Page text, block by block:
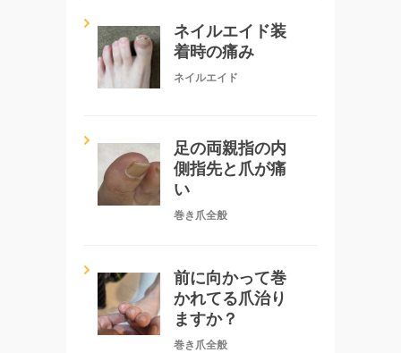
ネイルエイド装
着時の痛み
ネイルエイド
足の両親指の内
側指先と爪が痛
い
巻き爪全般
前に向かって巻
かれてる爪治り
ますか？
巻き爪全般